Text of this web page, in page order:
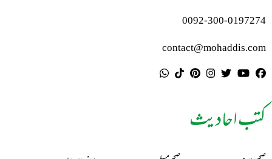
0092-300-0197274
contact@mohaddis.com
کتب احادیث